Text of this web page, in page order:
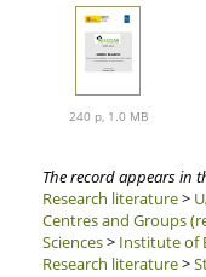
240 p, 1.0 MB
The record appears in
Research literature>
Centres and Groups
Sciences> Institute of
Research literature>